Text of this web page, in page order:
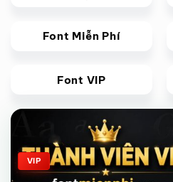
Font Miễn Phí
Font VIP
Giảm giá!
VIP